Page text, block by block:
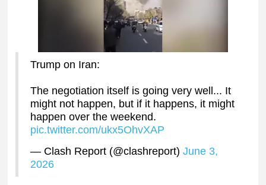
Trump on Iran:
The negotiation itself is going very well... It
might not happen, but if it happens, it might
happen over the weekend.
pic.twitter.com/ukx5OhvXAP
— Clash Report (@clashreport)June 3,
2026